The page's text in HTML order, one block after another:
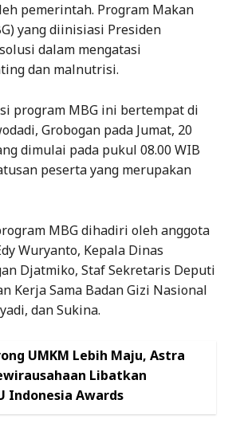
pemerintah. Program Makan
yang diinisiasi Presiden
dalam mengatasi
dan malnutrisi.
program MBG ini bertempat di
Grobogan pada Jumat, 20
dimulai pada pukul 08.00 WIB
peserta yang merupakan
MBG dihadiri oleh anggota
Wuryanto, Kepala Dinas
Djatmiko, Staf Sekretaris Deputi
Kerja Sama Badan Gizi Nasional
dan Sukina.
UMKM Lebih Maju, Astra
Libatkan
Indonesia Awards